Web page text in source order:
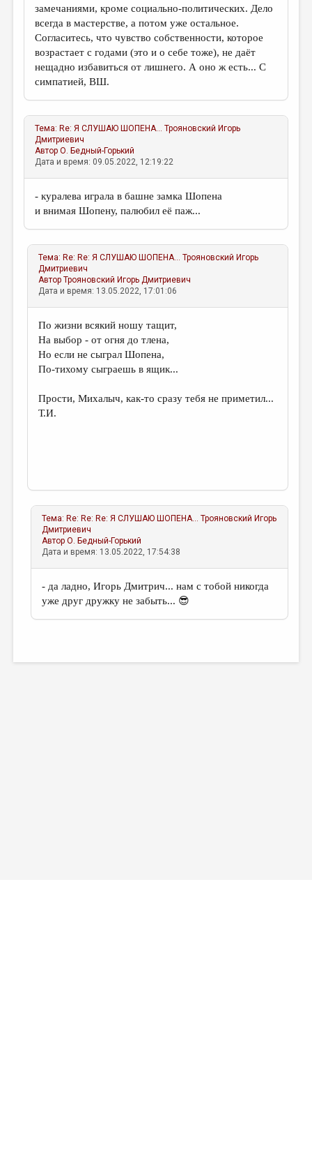
замечаниями, кроме социально-политических. Дело
всегда в мастерстве, а потом уже остальное.
Согласитесь, что чувство собственности, которое
возрастает с годами (это и о себе тоже), не даёт
нещадно избавиться от лишнего. А оно ж есть... С
симпатией, ВШ.
Тема: Re: Я СЛУШАЮ ШОПЕНА... Трояновский Игорь
Дмитриевич
АвторО. Бедный-Горький
Дата и время: 09.05.2022, 12:19:22
- куралева играла в башне замка Шопена
и внимая Шопену, палюбил её паж...
Тема: Re: Re: Я СЛУШАЮ ШОПЕНА... Трояновский Игорь
Дмитриевич
АвторТрояновский Игорь Дмитриевич
Дата и время: 13.05.2022, 17:01:06
По жизни всякий ношу тащит,
На выбор - от огня до тлена,
Но если не сыграл Шопена,
По-тихому сыграешь в ящик...
Прости, Михалыч, как-то сразу тебя не приметил...
Т.И.
Тема: Re: Re: Re: Я СЛУШАЮ ШОПЕНА... Трояновский Игорь
Дмитриевич
АвторО. Бедный-Горький
Дата и время: 13.05.2022, 17:54:38
- да ладно, Игорь Дмитрич... нам с тобой никогда
уже друг дружку не забыть... 😎